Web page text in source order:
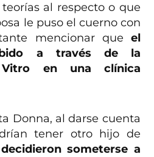
al respecto o que
le puso el cuerno con
mencionar que el
a través de la
en una clínica
Donna, al darse cuenta
tener otro hijo de
decidieron someterse a